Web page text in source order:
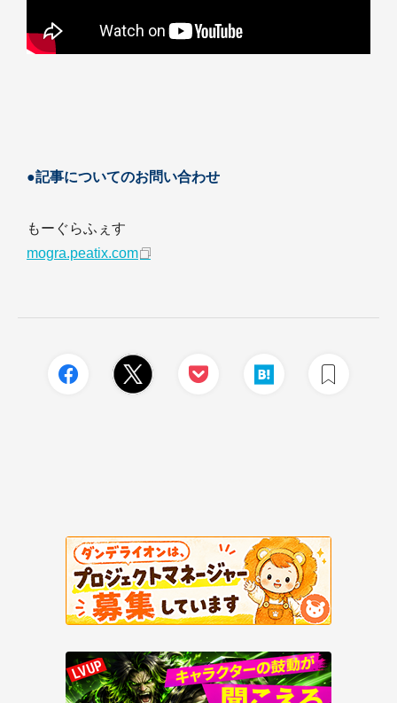
●記事についてのお問い合わせ
もーぐらふぇす
mogra.peatix.com